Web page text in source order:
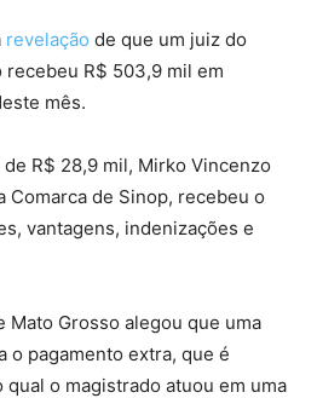
revelação de que um juiz do
R$ 503,9 mil em
mês.
R$ 28,9 mil, Mirko Vincenzo
Comarca de Sinop, recebeu o
vantagens, indenizações e
Mato Grosso alegou que uma
o pagamento extra, que é
o magistrado atuou em uma